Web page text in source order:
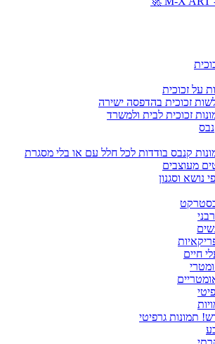
על זכוכית
זכוכית בהדפסה ישירה
זכוכית לבית ולמשרד
קנבס בודדות לכל חלל עם או בלי מסגרת
מעוצבים
נושא וסגנון
חיים
תמונות גרפיטי